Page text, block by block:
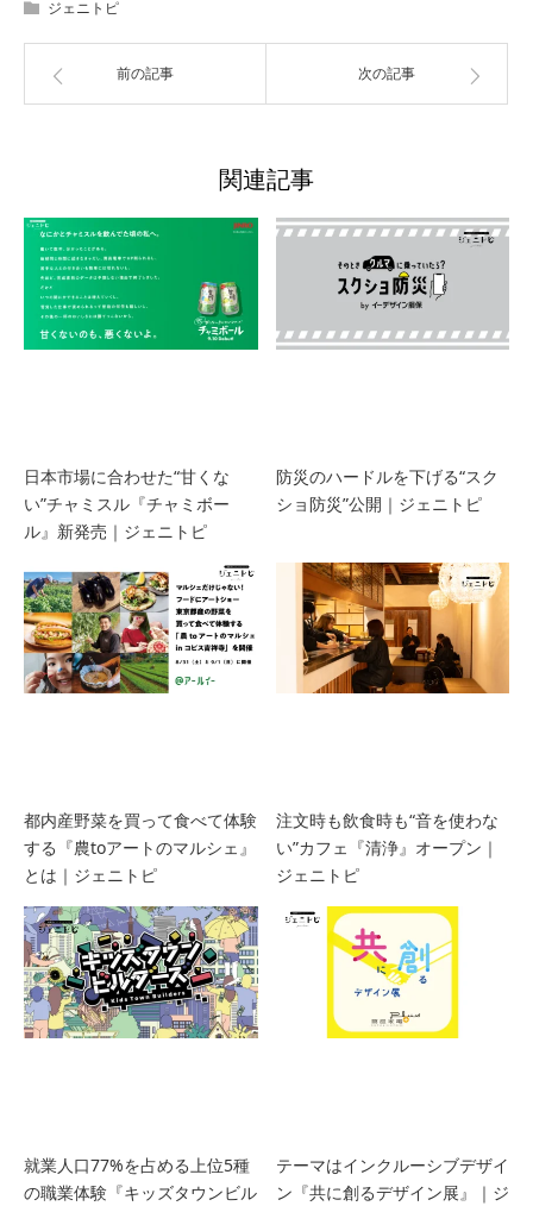
ジェニトピ
前の記事 次の記事
関連記事
日本市場に合わせた“甘くな
い”チャミスル『チャミボー
ル』新発売｜ジェニトピ
防災のハードルを下げる“スク
ショ防災”公開｜ジェニトピ
都内産野菜を買って食べて体験
する『農toアートのマルシェ』
とは｜ジェニトピ
注文時も飲食時も“音を使わな
い”カフェ『清浄』オープン｜
ジェニトピ
就業人口77%を占める上位5種
の職業体験『キッズタウンビル
テーマはインクルーシブデザイ
ン『共に創るデザイン展』｜ジ